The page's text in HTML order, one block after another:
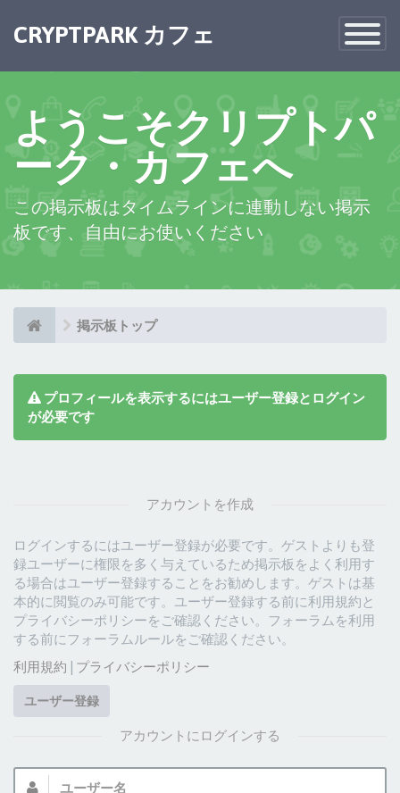
Toggle
CRYPTPARK カフェ ×
ようこそクリプトパ
ーク・カフェへ
この掲示板はタイムラインに連動しない掲示
板です、自由にお使いください
掲示板トップ
プロフィールを表示するにはユーザー登録とログイン
が必要です
アカウントを作成
ログインするにはユーザー登録が必要です。ゲストよりも登
録ユーザーに権限を多く与えているため掲示板をよく利用す
る場合はユーザー登録することをお勧めします。ゲストは基
本的に閲覧のみ可能です。ユーザー登録する前に利用規約と
プライバシーポリシーをご確認ください。フォーラムを利用
する前にフォーラムルールをご確認ください。
利用規約 | プライバシーポリシー
ユーザー登録
アカウントにログインする
ユ